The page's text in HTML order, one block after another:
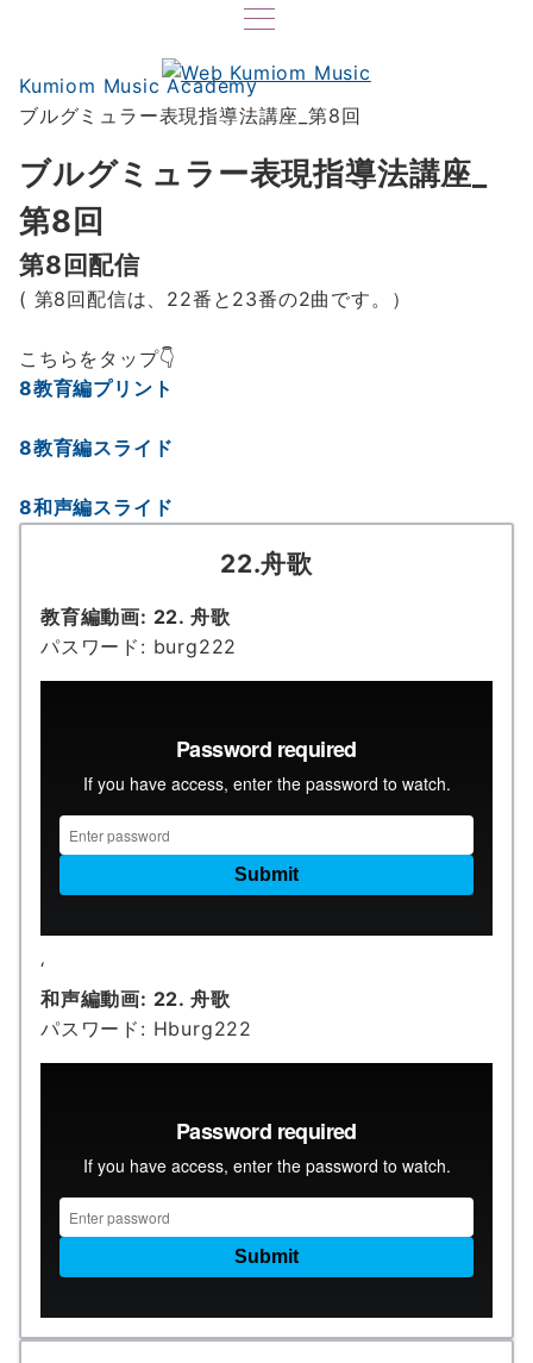
Kumiom Music Academy
ブルグミュラー表現指導法講座_第8回
ブルグミュラー表現指導法講座_
第8回
第8回配信
( 第8回配信は、22番と23番の2曲です。）
こちらをタップ👇
8教育編プリント
8教育編スライド
8和声編スライド
22.舟歌
教育編動画: 22. 舟歌
パスワード: burg222
‘
和声編動画: 22. 舟歌
パスワード: Hburg222